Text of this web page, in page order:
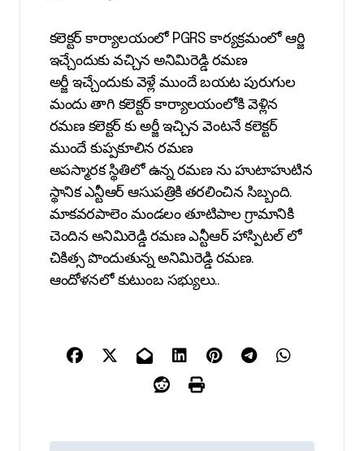
కలెక్టర్ కార్యాలయంలో PGRS కార్యక్రమంలో ఆర్జి
ఇచ్చేందుకు వచ్చిన అనిమిరెడ్డి రమణ
అర్జీ ఇచ్చేందుకు వెళ్లే ముందే బయట పురుగుల
మందు తాగి కలెక్టర్ కార్యాలయంలోకి వెళ్లిన
రమణ కలెక్టర్ కు అర్జీ ఇచ్చిన వెంటనే కలెక్టర్
ముందే కుప్పకూలిన రమణ
అపస్మారక స్థితిలో ఉన్న రమణ ను హుటాహుటిన
స్థానిక ఎన్టీఆర్ ఆసుపత్రికి తరలించిన సిబ్బంది.
మాకవరపాలెం మండలం తూటిపాల గ్రామానికి
చెందిన అనిమిరెడ్డి రమణ ఎన్టీఆర్ హాస్పిటల్ లో
చికిత్స పొందుతున్న అనిమిరెడ్డి రమణ.
ఆందోళనలో కుటుంబ సభ్యులు..